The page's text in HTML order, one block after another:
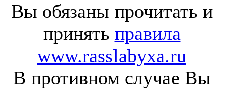
Вы обязаны прочитать и
принять правила
www.rasslabyxa.ru
В противном случае Вы